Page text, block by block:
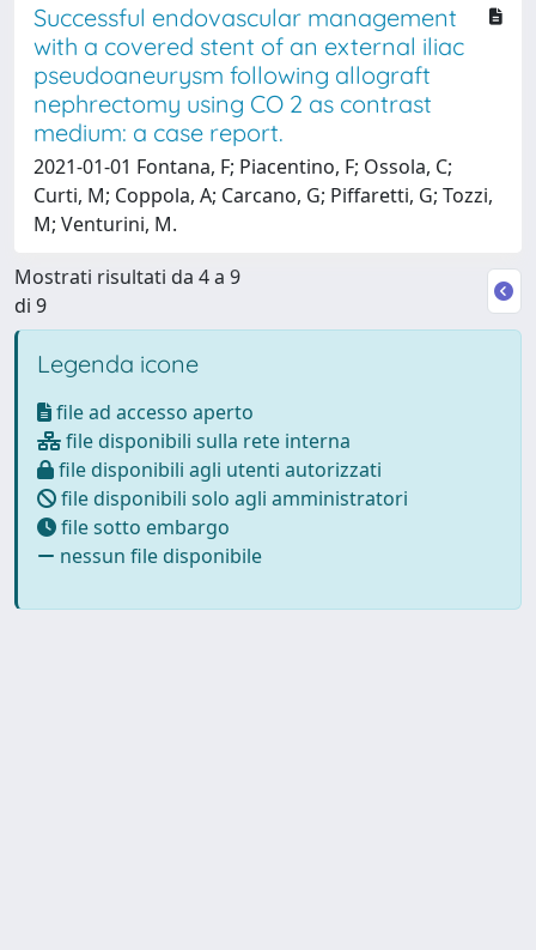
Successful endovascular management
with a covered stent of an external iliac
pseudoaneurysm following allograft
nephrectomy using CO 2 as contrast
medium: a case report.
2021-01-01 Fontana, F; Piacentino, F; Ossola, C;
Curti, M; Coppola, A; Carcano, G; Piffaretti, G; Tozzi,
M; Venturini, M.
Mostrati risultati da 4 a 9
di 9
Legenda icone
file ad accesso aperto
file disponibili sulla rete interna
file disponibili agli utenti autorizzati
file disponibili solo agli amministratori
file sotto embargo
nessun file disponibile